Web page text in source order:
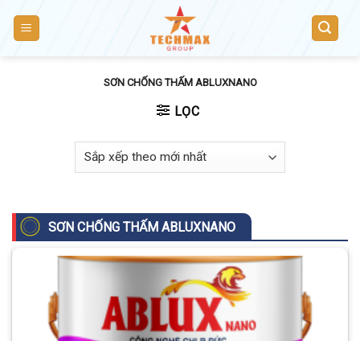
SƠN CHỐNG THẤM ABLUXNANO
LỌC
SƠN CHỐNG THẤM ABLUXNANO